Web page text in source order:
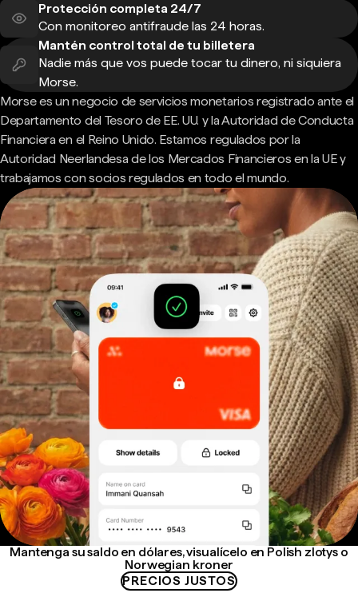
Protección completa 24/7
Con monitoreo antifraude las 24 horas.
Mantén control total de tu billetera
Nadie más que vos puede tocar tu dinero, ni siquiera
Morse.
Morse es un negocio de servicios monetarios registrado ante el
Departamento del Tesoro de EE. UU. y la Autoridad de Conducta
Financiera en el Reino Unido. Estamos regulados por la
Autoridad Neerlandesa de los Mercados Financieros en la UE y
trabajamos con socios regulados en todo el mundo.
Mantenga su saldo en dólares, visualícelo en Polish zlotys o
Norwegian kroner
PRECIOS JUSTOS